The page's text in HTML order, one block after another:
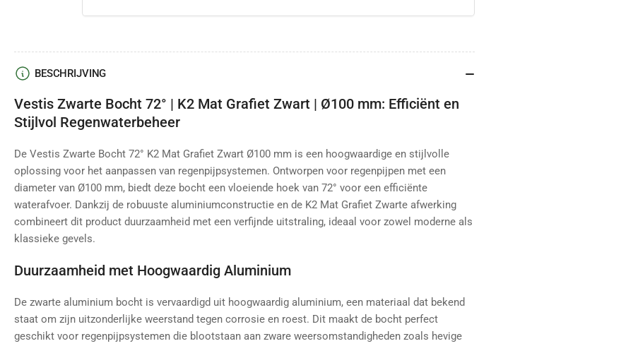
BESCHRIJVING
Vestis Zwarte Bocht 72° | K2 Mat Grafiet Zwart | Ø100 mm: Efficiënt en
Stijlvol Regenwaterbeheer
De Vestis Zwarte Bocht 72° K2 Mat Grafiet Zwart Ø100 mm is een hoogwaardige en stijlvolle
oplossing voor het aanpassen van regenpijpsystemen. Ontworpen voor regenpijpen met een
diameter van Ø100 mm, biedt deze bocht een vloeiende hoek van 72° voor een efficiënte
waterafvoer. Dankzij de robuuste aluminiumconstructie en de K2 Mat Grafiet Zwarte afwerking
combineert dit product duurzaamheid met een verfijnde uitstraling, ideaal voor zowel moderne als
klassieke gevels.
Duurzaamheid met Hoogwaardig Aluminium
De zwarte aluminium bocht is vervaardigd uit hoogwaardig aluminium, een materiaal dat bekend
staat om zijn uitzonderlijke weerstand tegen corrosie en roest. Dit maakt de bocht perfect
geschikt voor regenpijpsystemen die blootstaan aan zware weersomstandigheden zoals hevige